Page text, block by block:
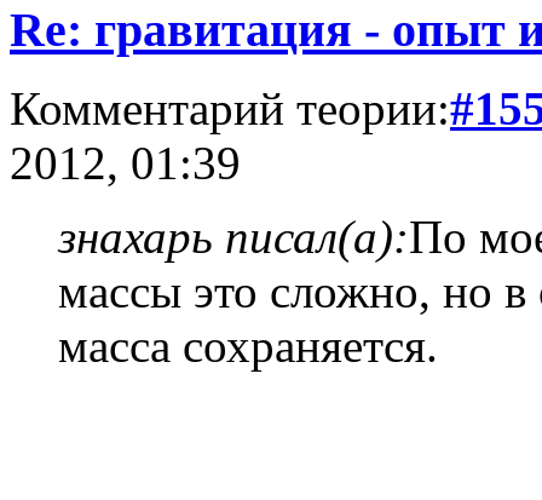
Re: гравитация - опыт
Комментарий теории:
2012, 01:39
знахарь писал(а):По
массы это сложно, но
масса сохраняется.